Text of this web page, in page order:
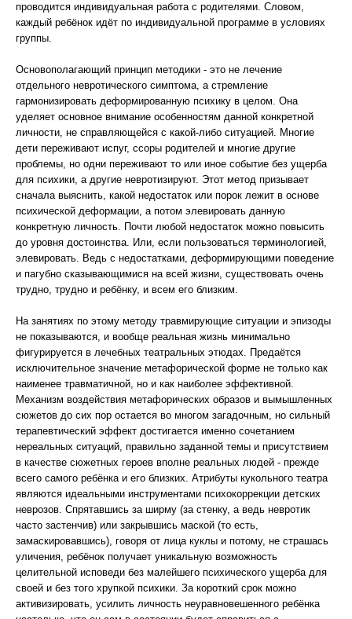
проводится индивидуальная работа с родителями. Словом,
каждый ребёнок идёт по индивидуальной программе в условиях
группы.
Основополагающий принцип методики - это не лечение
отдельного невротического симптома, а стремление
гармонизировать деформированную психику в целом. Она
уделяет основное внимание особенностям данной конкретной
личности, не справляющейся с какой-либо ситуацией. Многие
дети переживают испуг, ссоры родителей и многие другие
проблемы, но одни переживают то или иное событие без ущерба
для психики, а другие невротизируют. Этот метод призывает
сначала выяснить, какой недостаток или порок лежит в основе
психической деформации, а потом элевировать данную
конкретную личность. Почти любой недостаток можно повысить
до уровня достоинства. Или, если пользоваться терминологией,
элевировать. Ведь с недостатками, деформирующими поведение
и пагубно сказывающимися на всей жизни, существовать очень
трудно, трудно и ребёнку, и всем его близким.
На занятиях по этому методу травмирующие ситуации и эпизоды
не показываются, и вообще реальная жизнь минимально
фигурируется в лечебных театральных этюдах. Предаётся
исключительное значение метафорической форме не только как
наименее травматичной, но и как наиболее эффективной.
Механизм воздействия метафорических образов и вымышленных
сюжетов до сих пор остается во многом загадочным, но сильный
терапевтический эффект достигается именно сочетанием
нереальных ситуаций, правильно заданной темы и присутствием
в качестве сюжетных героев вполне реальных людей - прежде
всего самого ребёнка и его близких. Атрибуты кукольного театра
являются идеальными инструментами психокоррекции детских
неврозов. Спрятавшись за ширму (за стенку, а ведь невротик
часто застенчив) или закрывшись маской (то есть,
замаскировавшись), говоря от лица куклы и потому, не страшась
уличения, ребёнок получает уникальную возможность
целительной исповеди без малейшего психического ущерба для
своей и без того хрупкой психики. За короткий срок можно
активизировать, усилить личность неуравновешенного ребёнка